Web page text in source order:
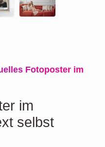
Fotoposter im
im
selbst